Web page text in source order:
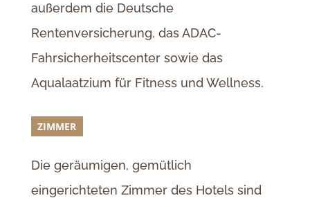
außerdem die Deutsche
Rentenversicherung, das ADAC-
Fahrsicherheitscenter sowie das
Aqualaatzium für Fitness und Wellness.
ZIMMER
Die geräumigen, gemütlich
eingerichteten Zimmer des Hotels sind